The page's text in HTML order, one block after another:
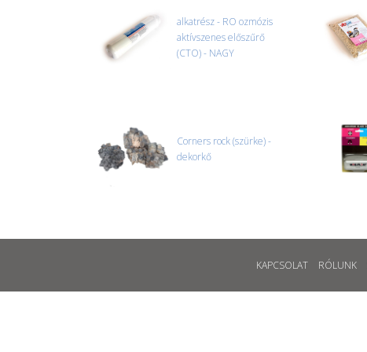
alkatrész - RO ozmózis
aktívszenes előszűrő
(CTO) - NAGY
Corners rock (szürke) -
dekorkő
KAPCSOLAT RÓLUNK